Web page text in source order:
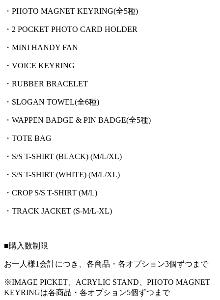
・PHOTO MAGNET KEYRING(全5種)
・2 POCKET PHOTO CARD HOLDER
・MINI HANDY FAN
・VOICE KEYRING
・RUBBER BRACELET
・SLOGAN TOWEL(全6種)
・WAPPEN BADGE & PIN BADGE(全5種)
・TOTE BAG
・S/S T-SHIRT (BLACK) (M/L/XL)
・S/S T-SHIRT (WHITE) (M/L/XL)
・CROP S/S T-SHIRT (M/L)
・TRACK JACKET (S-M/L-XL)
■購入数制限
お一人様1会計につき、各商品・各オプション3個ずつまで
※IMAGE PICKET、ACRYLIC STAND、PHOTO MAGNET
KEYRINGは各商品・各オプション5個ずつまで